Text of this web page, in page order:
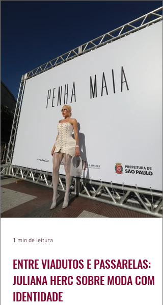
que ele conduza a cena. Cada dobra do
cada reflexo dourado da luz sobre a pe
ENTRE VIADUTOS E PASSARELAS:
JULIANA HERC SOBRE MODA COM
IDENTIDADE
1 min de leitura